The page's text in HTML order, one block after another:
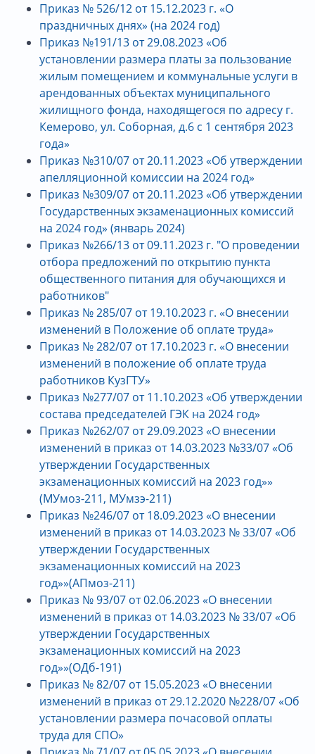
Приказ № 526/12 от 15.12.2023 г. «О
праздничных днях» (на 2024 год)
Приказ №191/13 от 29.08.2023 «Об
установлении размера платы за пользование
жилым помещением и коммунальные услуги в
арендованных объектах муниципального
жилищного фонда, находящегося по адресу г.
Кемерово, ул. Соборная, д.6 с 1 сентября 2023
года»
Приказ №310/07 от 20.11.2023 «Об утверждении
апелляционной комиссии на 2024 год»
Приказ №309/07 от 20.11.2023 «Об утверждении
Государственных экзаменационных комиссий
на 2024 год» (январь 2024)
Приказ №266/13 от 09.11.2023 г. "О проведении
отбора предложений по открытию пункта
общественного питания для обучающихся и
работников"
Приказ № 285/07 от 19.10.2023 г. «О внесении
изменений в Положение об оплате труда»
Приказ № 282/07 от 17.10.2023 г. «О внесении
изменений в положение об оплате труда
работников КузГТУ»
Приказ №277/07 от 11.10.2023 «Об утверждении
состава председателей ГЭК на 2024 год»
Приказ №262/07 от 29.09.2023 «О внесении
изменений в приказ от 14.03.2023 №33/07 «Об
утверждении Государственных
экзаменационных комиссий на 2023 год»»
(МУмоз-211, МУмзэ-211)
Приказ №246/07 от 18.09.2023 «О внесении
изменений в приказ от 14.03.2023 № 33/07 «Об
утверждении Государственных
экзаменационных комиссий на 2023
год»»(АПмоз-211)
Приказ № 93/07 от 02.06.2023 «О внесении
изменений в приказ от 14.03.2023 № 33/07 «Об
утверждении Государственных
экзаменационных комиссий на 2023
год»»(ОДб-191)
Приказ № 82/07 от 15.05.2023 «О внесении
изменений в приказ от 29.12.2020 №228/07 «Об
установлении размера почасовой оплаты
труда для СПО»